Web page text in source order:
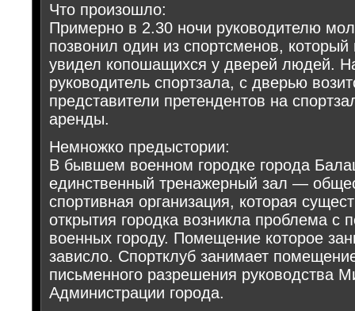
Что произошло:
Примерно в 2.30 ночи руководителю
позвонил один из спортсменов,
увидел копошащихся у дверей людей.
руководитель спортзала, с дверью
представители претендентов на
аренды.
Немножко предыстории:
В бывшем военном городке города
единственный тренажерный зал —
спортивная организация, которая
открытия городка возникла проблема с
военных городу. Помещение которое
зависло. Спортклуб занимает
письменного разрешения руководства
Администрации города.